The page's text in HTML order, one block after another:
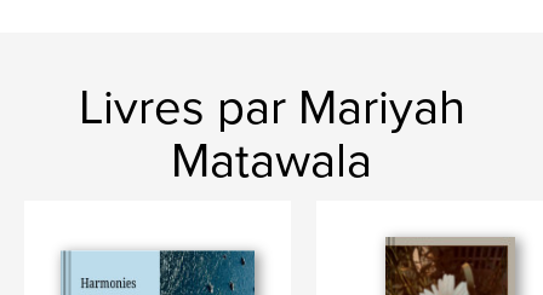
Livres par Mariyah
Matawala